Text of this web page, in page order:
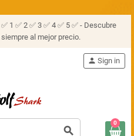
1 ✅ 2 ✅ 3 ✅ 4 ✅ 5 ✅ - Descubre
al mejor precio.
search
person Sign in
0